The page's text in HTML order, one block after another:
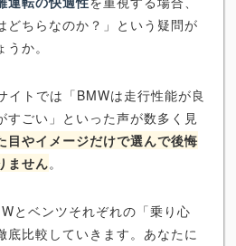
どちらなのか？」という疑問が
か。
イトでは「BMWは走行性能が良
すごい」といった声が数多く見
目やイメージだけで選んで後悔
ません。
とベンツそれぞれの「乗り心
底比較していきます。あなたに